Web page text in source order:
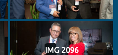
IMG 2096